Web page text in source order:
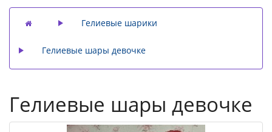
Гелиевые шарики
Гелиевые шары девочке
Гелиевые шары девочке